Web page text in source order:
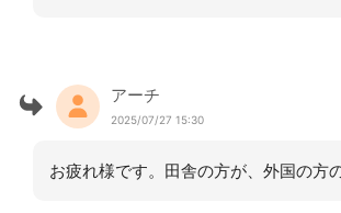
アーチ
2025/07/27 15:30
お疲れ様です。田舎の方が、外国の方